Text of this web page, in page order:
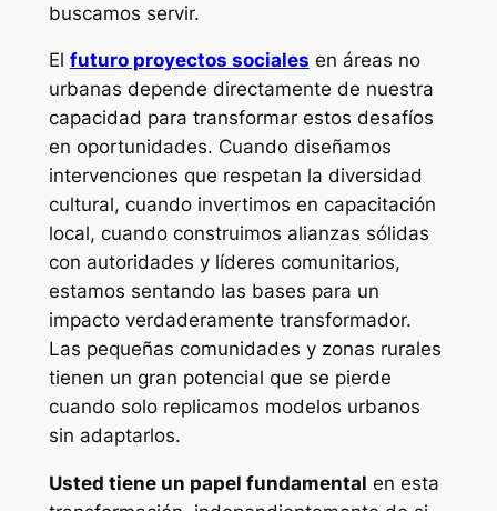
buscamos servir.
El futuro proyectos sociales en áreas no
urbanas depende directamente de nuestra
capacidad para transformar estos desafíos
en oportunidades. Cuando diseñamos
intervenciones que respetan la diversidad
cultural, cuando invertimos en capacitación
local, cuando construimos alianzas sólidas
con autoridades y líderes comunitarios,
estamos sentando las bases para un
impacto verdaderamente transformador.
Las pequeñas comunidades y zonas rurales
tienen un gran potencial que se pierde
cuando solo replicamos modelos urbanos
sin adaptarlos.
Usted tiene un papel fundamental en esta